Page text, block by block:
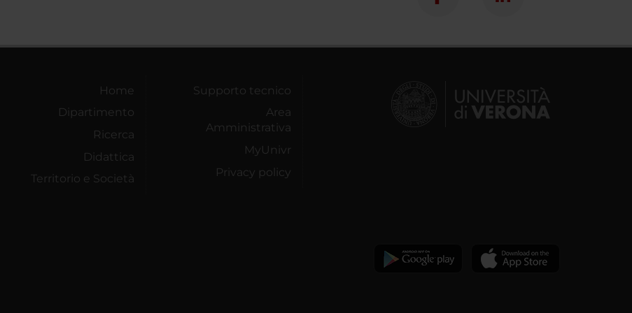
Home
Dipartimento
Ricerca
Didattica
Territorio e Società
Supporto tecnico
Area
Amministrativa
MyUnivr
Privacy policy